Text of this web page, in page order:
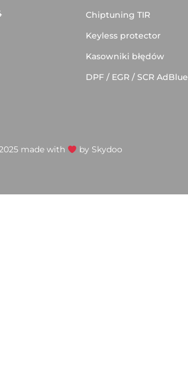
Chiptuning TIR
Keyless protector
Kasowniki błędów
DPF / EGR / SCR AdBlue
made with by Skydoo